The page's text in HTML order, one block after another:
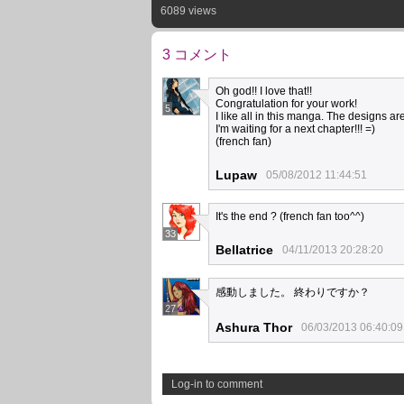
6089 views
3 コメント
5
Oh god!! I love that!!
Congratulation for your work!
I like all in this manga. The designs
I'm waiting for a next chapter!!! =)
(french fan)
Lupaw 05/08/2012 11:44:51
33
It's the end ? (french fan too^^)
Bellatrice 04/11/2013 20:28:20
27
感動しました。 終わりですか？
Ashura Thor 06/03/2013 06:40:09
Log-in to comment